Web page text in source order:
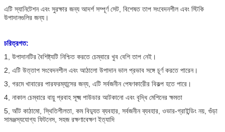
এটি স্যানিটেশন এবং সুরক্ষার জন্য আদর্শ সম্পূর্ণ সেট, বিশেষত তাপ সংবেদনশীল এবং স্টিকি
উপাদানগুলির জন্য।
চরিত্রগত:
1, উপাদানটির বৈশিষ্ট্যটি নিশ্চিত করতে চেম্বারে খুব বেশি তাপ নেই।
2, এটি উত্তাপ সংবেদনশীল এবং আঠালো উপাদান ভাল প্রভাব সঙ্গে চূর্ণ করতে পারেন।
3, গরমে খাবারের পারফরম্যান্সের জন্য, এটি সর্বজনীন পেষণকারীের বিকল্প হতে পারে।
4, নাকাল চেম্বারে বায়ু প্রবাহ সূক্ষ্ম পাউডার আটকানো এবং বৃদ্ধিমেশিনের ক্ষমতা
5, আঁট কাঠামো, স্থিতিশীলতা, কম বিদ্যুত ব্যবহার, সর্বজনীন ব্যবহার, ওভার-গ্রাইন্ডিং নয়, গুঁড়া
সামঞ্জস্যযোগ্য ফিটনেস, সহজ রক্ষণাবেক্ষণ ইত্যাদি